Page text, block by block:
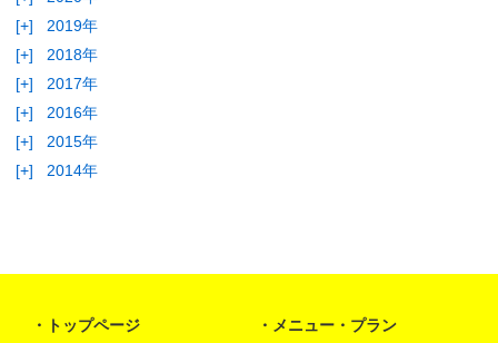
[+]
2019年
[+]
2018年
[+]
2017年
[+]
2016年
[+]
2015年
[+]
2014年
トップページ メニュー・プラン